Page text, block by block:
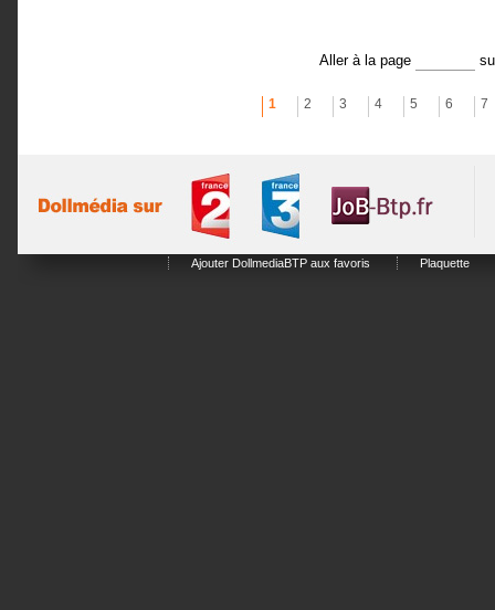
Aller à la page
1 2 3 4 5 6 7
Ajouter DollmediaBTP aux favoris Plaquette